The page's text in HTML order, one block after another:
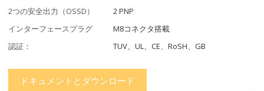
2つの安全出力（OSSD）
2 PNP
インターフェースプラグ
M8コネクタ搭載
認証：
TUV、UL、CE、RoSH、GB
ドキュメントとダウンロード